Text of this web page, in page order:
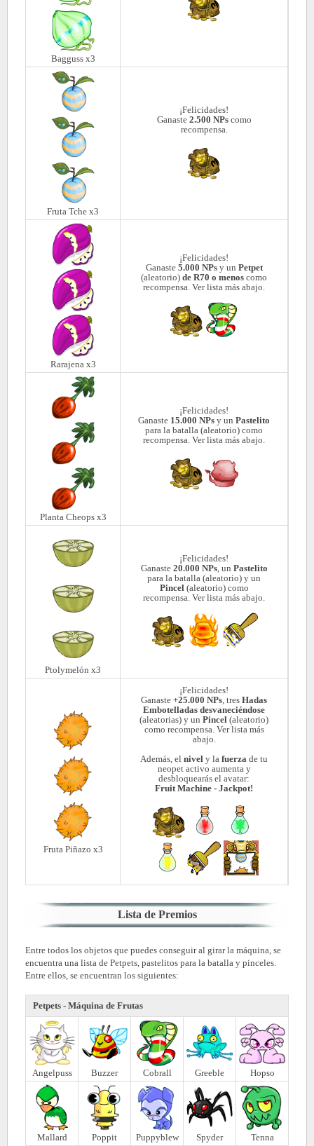
Bagguss x3
Fruta Tche x3
¡Felicidades!
Ganaste 2.500 NPscomo
recompensa.
Rarajena x3
¡Felicidades!
Ganaste 5.000 NPsy un Petpet
(aleatorio) de R70 o menos como
recompensa. Ver lista más abajo.
Planta Cheops x3
¡Felicidades!
Ganaste 15.000 NPs y un Pastelito
para la batalla (aleatorio) como
recompensa. Ver lista más abajo.
Ptolymelón x3
¡Felicidades!
Ganaste 20.000 NPs, un Pastelito
para la batalla (aleatorio) y un
Pincel (aleatorio) como
recompensa. Ver lista más abajo.
Fruta Piñazo x3
¡Felicidades!
Ganaste +25.000 NPs , tres Hadas
Embotelladas desvaneciéndose
(aleatorias) y un Pincel (aleatorio)
como recompensa. Ver lista más
abajo.
Además, el nivel y la fuerza de tu
neopet activo aumenta y
desbloquearás el avatar:
Fruit Machine - Jackpot!
Lista de Premios
Entre todos los objetos que puedes conseguir al girar la máquina, se
encuentra una lista de Petpets, pastelitos para la batalla y pinceles.
Entre ellos, se encuentran los siguientes:
Petpets - Máquina de Frutas
Angelpuss Buzzer Cobrall Greeble Hopso
Mallard Poppit Puppyblew Spyder Tenna